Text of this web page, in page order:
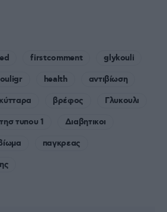
firstcomment
glykouli
health
αντιβίωση
βρέφος
Γλυκουλι
τυπου 1
Διαβητικοι
παγκρεας